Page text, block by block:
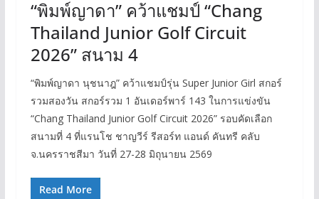
“พิมพ์ญาดา” คว้าแชมป์ “Chang
Thailand Junior Golf Circuit
2026” สนาม 4
“พิมพ์ญาดา นุชนาฎ” คว้าแชมป์รุ่น Super Junior Girl สกอร์
รวมสองวัน สกอร์รวม 1 อันเดอร์พาร์ 143 ในการแข่งขัน
“Chang Thailand Junior Golf Circuit 2026” รอบคัดเลือก
สนามที่ 4 ที่แรนโช ชาญวีร์ รีสอร์ท แอนด์ คันทรี คลับ
จ.นครราชสีมา วันที่ 27-28 มิถุนายน 2569
Read More